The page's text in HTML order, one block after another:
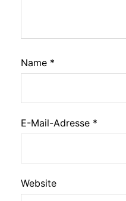
Name *
E-Mail-Adresse *
Website